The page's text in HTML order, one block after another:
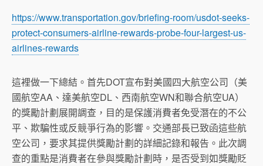
https://www.transportation.gov/briefing-room/usdot-seeks-
protect-consumers-airline-rewards-probe-four-largest-us-
airlines-rewards
這裡做一下總結。首先DOT宣布對美國四大航空公司（美
國航空AA、達美航空DL、西南航空WN和聯合航空UA）
的獎勵計劃展開調查，目的是保護消費者免受潛在的不公
平、欺騙性或反競爭行為的影響。交通部長已致函這些航
空公司，要求其提供獎勵計劃的詳細記錄和報告。此次調
查的重點是消費者在參與獎勵計劃時，是否受到如獎勵貶